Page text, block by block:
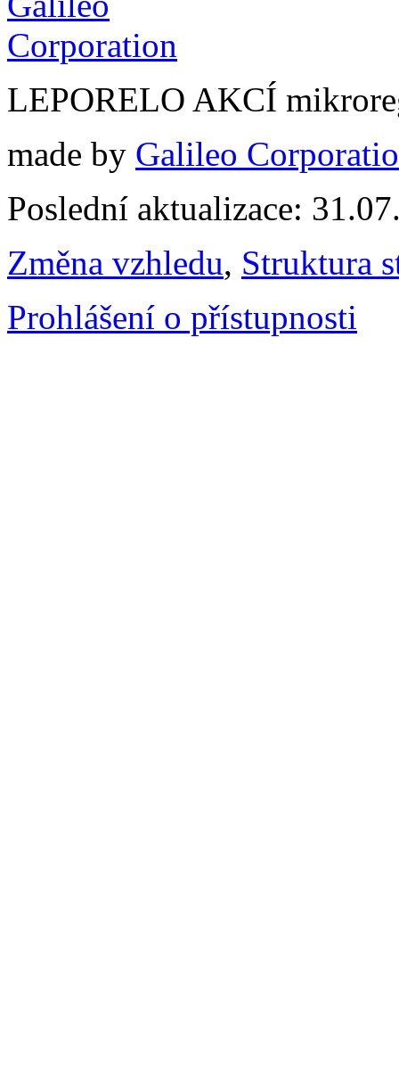
LEPORELO AKCÍ
made by Galileo
Poslední aktualizace:
Změna vzhledu, Struktura
Prohlášení o přístupnosti